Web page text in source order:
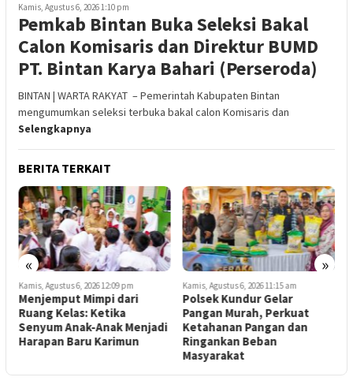
Kamis, Agustus 6, 2026 1:10 pm
Pemkab Bintan Buka Seleksi Bakal
Calon Komisaris dan Direktur BUMD
PT. Bintan Karya Bahari (Perseroda)
BINTAN | WARTA RAKYAT – Pemerintah Kabupaten Bintan
mengumumkan seleksi terbuka bakal calon Komisaris dan
Selengkapnya
BERITA TERKAIT
« »
Kamis, Agustus 6, 2026 12:09 pm
Menjemput Mimpi dari
Ruang Kelas: Ketika
Senyum Anak-Anak Menjadi
Harapan Baru Karimun
Kamis, Agustus 6, 2026 11:15 am
Polsek Kundur Gelar
Pangan Murah, Perkuat
Ketahanan Pangan dan
Ringankan Beban
Masyarakat